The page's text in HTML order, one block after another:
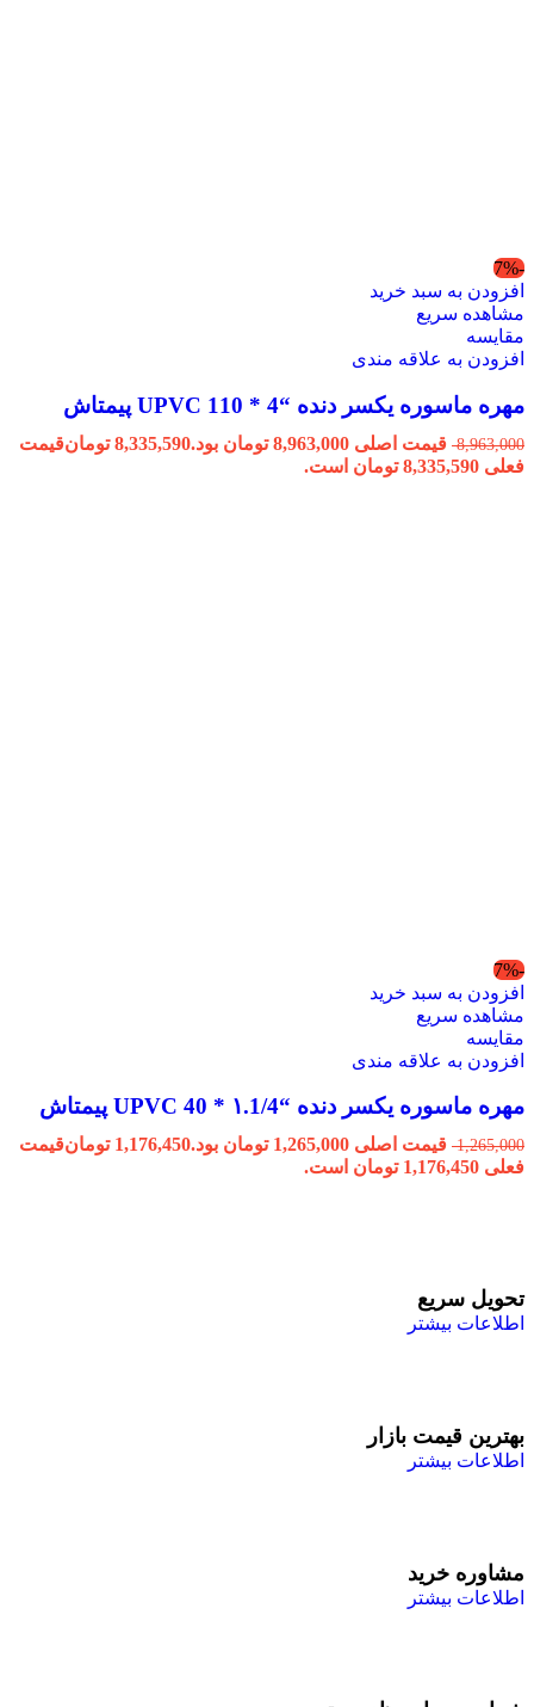
-7%
افزودن به سبد خرید
مشاهده سریع
مقایسه
افزودن به علاقه مندی
مهره ماسوره یکسر دنده “4 * 110 UPVC پیمتاش
8,963,000 قیمت اصلی 8,963,000 تومان بود. 8,335,590 تومانقیمت
فعلی 8,335,590 تومان است.
-7%
افزودن به سبد خرید
مشاهده سریع
مقایسه
افزودن به علاقه مندی
مهره ماسوره یکسر دنده “۱.1/4 * 40 UPVC پیمتاش
1,265,000 قیمت اصلی 1,265,000 تومان بود. 1,176,450 تومانقیمت
فعلی 1,176,450 تومان است.
تحویل سریع
اطلاعات بیشتر
بهترین قیمت بازار
اطلاعات بیشتر
مشاوره خرید
اطلاعات بیشتر